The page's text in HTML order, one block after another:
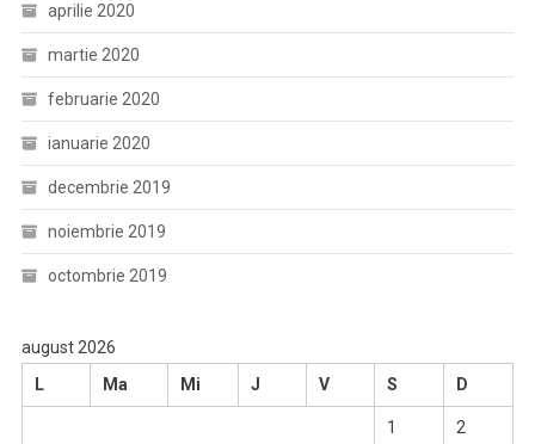
aprilie 2020
martie 2020
februarie 2020
ianuarie 2020
decembrie 2019
noiembrie 2019
octombrie 2019
august 2026
L
Ma Mi J V S D
1 2